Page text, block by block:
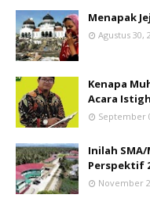
Menapak
Agustus 30,
Kenapa
Acara
September
Inilah
Perspektif
November